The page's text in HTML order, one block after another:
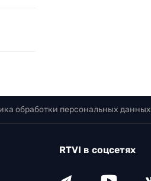
обработки персональных данных
RTVI в соцсетях